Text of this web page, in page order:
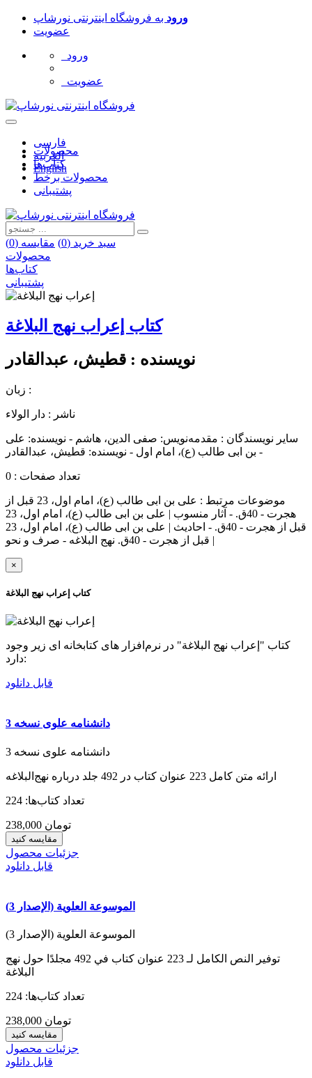
ورود به فروشگاه اینترنتی نورشاپ
عضویت
ورود
عضویت
فارسی
العربیه
English
محصولات
کتاب‌ها
محصولات برخط
پشتیبانی
سبد خرید (0
) مقایسه (0
)
محصولات
کتاب‌ها
پشتیبانی
کتاب إعراب نهج البلاغة
نویسنده : قطیش، عبدالقادر
زبان :
ناشر : دار الولاء
سایر نویسندگان : مقدمه‌نويس: صفی الدین، هاشم - نویسنده: علی
بن ابی طالب (ع)، امام اول - نویسنده: قطیش، عبدالقادر -
تعداد صفحات : 0
موضوعات مرتبط :
علی بن ابی طالب (ع)، امام اول، 23 قبل از
هجرت - 40ق. - آثار منسوب | علی بن ابی طالب (ع)، امام اول، 23
قبل از هجرت - 40ق. - احادیث | علی بن ابی طالب (ع)، امام اول، 23
قبل از هجرت - 40ق. نهج البلاغه - صرف و نحو |
×
کتاب إعراب نهج البلاغة
کتاب "إعراب نهج البلاغة" در نرم‌افزار های کتابخانه ای زیر وجود
دارد:
قابل دانلود
دانشنامه علوی نسخه 3
دانشنامه علوی نسخه 3
ارائه متن کامل 223 عنوان کتاب در 492 جلد درباره نهج‌البلاغه
تعداد کتاب‌ها: 224
238,000 تومان
مقایسه کنید
جزئیات محصول
قابل دانلود
الموسوعة العلوية (الإصدار 3)
الموسوعة العلوية (الإصدار 3)
توفير النص الكامل لـ 223 عنوان كتاب في 492 مجلدًا حول نهج
البلاغة
تعداد کتاب‌ها: 224
238,000 تومان
مقایسه کنید
جزئیات محصول
قابل دانلود